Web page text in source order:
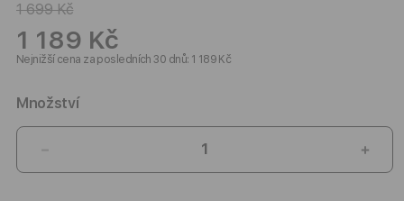
1 699 Kč
1 189 Kč
Nejnižší cena za posledních 30 dnů: 1 189 Kč
Množství
množství